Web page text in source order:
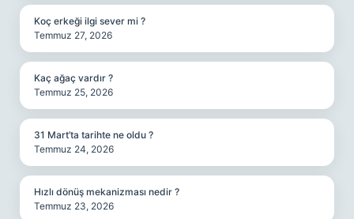
Koç erkeği ilgi sever mi ?
Temmuz 27, 2026
Kaç ağaç vardır ?
Temmuz 25, 2026
31 Mart’ta tarihte ne oldu ?
Temmuz 24, 2026
Hızlı dönüş mekanizması nedir ?
Temmuz 23, 2026